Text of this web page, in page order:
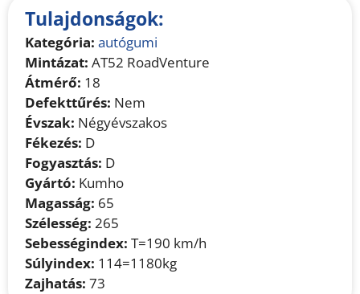
Tulajdonságok:
Kategória: autógumi
Mintázat: AT52 RoadVenture
Átmérő: 18
Defekttűrés: Nem
Évszak: Négyévszakos
Fékezés: D
Fogyasztás: D
Gyártó: Kumho
Magasság: 65
Szélesség: 265
Sebességindex: T=190 km/h
Súlyindex: 114=1180kg
Zajhatás: 73